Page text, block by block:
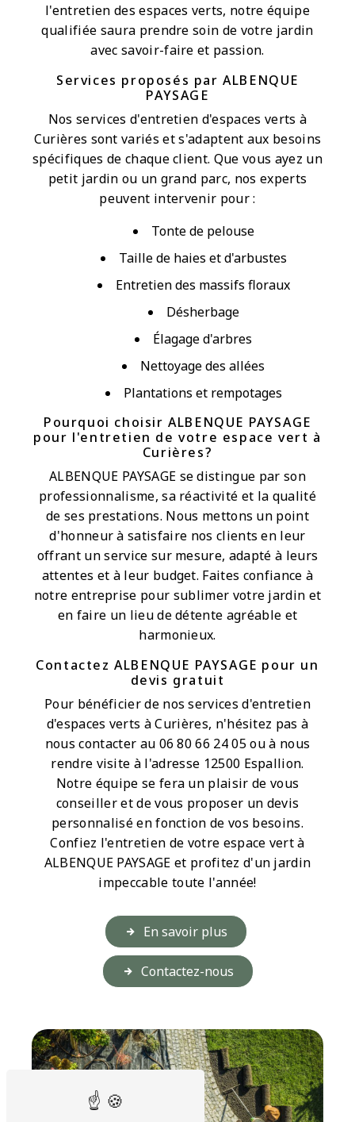
l'entretien des espaces verts, notre équipe
qualifiée saura prendre soin de votre jardin
avec savoir-faire et passion.
Services proposés par ALBENQUE
PAYSAGE
Nos services d'entretien d'espaces verts à
Curières sont variés et s'adaptent aux besoins
spécifiques de chaque client. Que vous ayez un
petit jardin ou un grand parc, nos experts
peuvent intervenir pour :
Tonte de pelouse
Taille de haies et d'arbustes
Entretien des massifs floraux
Désherbage
Élagage d'arbres
Nettoyage des allées
Plantations et rempotages
Pourquoi choisir ALBENQUE PAYSAGE
pour l'entretien de votre espace vert à
Curières?
ALBENQUE PAYSAGE se distingue par son
professionnalisme, sa réactivité et la qualité
de ses prestations. Nous mettons un point
d'honneur à satisfaire nos clients en leur
offrant un service sur mesure, adapté à leurs
attentes et à leur budget. Faites confiance à
notre entreprise pour sublimer votre jardin et
en faire un lieu de détente agréable et
harmonieux.
Contactez ALBENQUE PAYSAGE pour un
devis gratuit
Pour bénéficier de nos services d'entretien
d'espaces verts à Curières, n'hésitez pas à
nous contacter au 06 80 66 24 05 ou à nous
rendre visite à l'adresse 12500 Espallion.
Notre équipe se fera un plaisir de vous
conseiller et de vous proposer un devis
personnalisé en fonction de vos besoins.
Confiez l'entretien de votre espace vert à
ALBENQUE PAYSAGE et profitez d'un jardin
impeccable toute l'année!
En savoir plus
Contactez-nous